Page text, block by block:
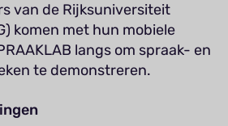
van de Rijksuniversiteit
komen met hun mobiele
langs om spraak- en
te demonstreren.